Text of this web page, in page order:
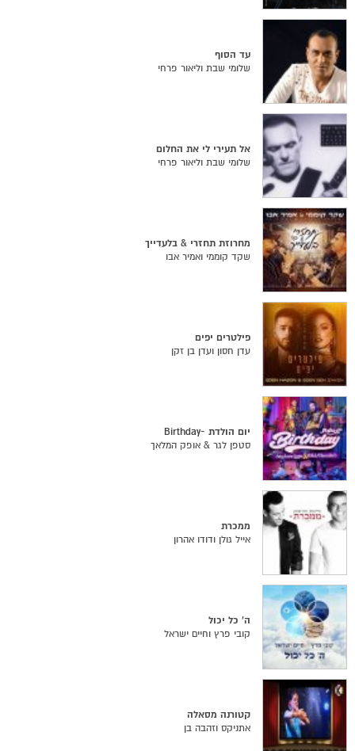
עד הסוף
שלומי שבת וליאור פרחי
אל תעירי לי את החלום
שלומי שבת וליאור פרחי
מחרוזת תחזרי & בלעדייך
שקד קוממי ואמיר אבו
פילטרים יפים
עדן חסון ועדן בן זקן
יום הולדת -Birthday
סטפן לגר & אופק המלאך
ממכרת
אייל גולן ודודו אהרון
ה' כל יכול
קובי פרץ וחיים ישראל
קטורנה מסאלה
אתניקס וזהבה בן